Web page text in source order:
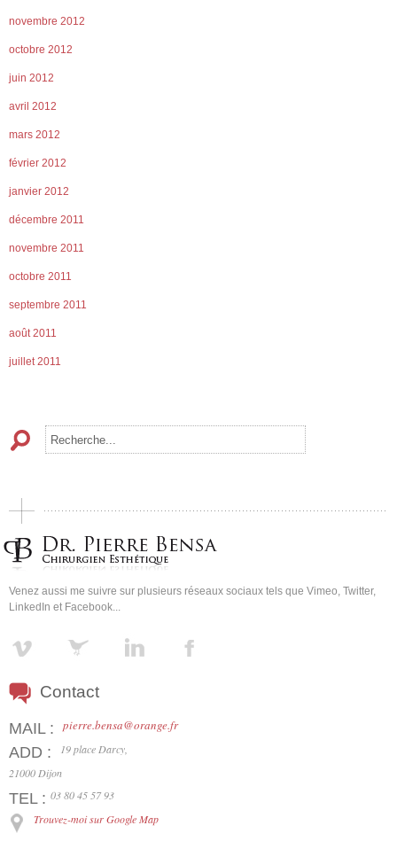
novembre 2012
octobre 2012
juin 2012
avril 2012
mars 2012
février 2012
janvier 2012
décembre 2011
novembre 2011
octobre 2011
septembre 2011
août 2011
juillet 2011
Venez aussi me suivre sur plusieurs réseaux sociaux tels que Vimeo, Twitter,
LinkedIn et Facebook...
Contact
MAIL :pierre.bensa@orange.fr
ADD :
19 place Darcy,
21000 Dijon
TEL : 03 80 45 57 93
Trouvez-moi sur Google Map